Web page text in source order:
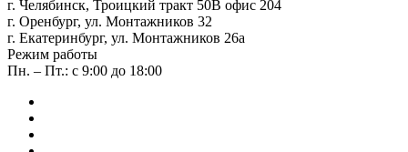
г. Челябинск, Троицкий тракт 50В офис 204
г. Оренбург, ул. Монтажников 32
г. Екатеринбург, ул. Монтажников 26а
Режим работы
Пн. – Пт.: с 9:00 до 18:00